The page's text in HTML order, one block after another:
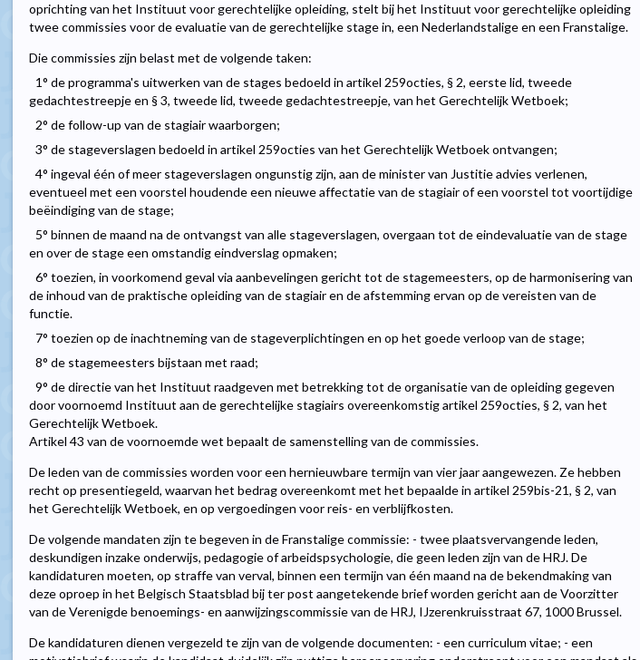
oprichting van het Instituut voor gerechtelijke opleiding, stelt bij het Instituut voor gerechtelijke opleiding
twee commissies voor de evaluatie van de gerechtelijke stage in, een Nederlandstalige en een Franstalige.
Die commissies zijn belast met de volgende taken:
1° de programma's uitwerken van de stages bedoeld in artikel 259octies, § 2, eerste lid, tweede
gedachtestreepje en § 3, tweede lid, tweede gedachtestreepje, van het Gerechtelijk Wetboek;
2° de follow-up van de stagiair waarborgen;
3° de stageverslagen bedoeld in artikel 259octies van het Gerechtelijk Wetboek ontvangen;
4° ingeval één of meer stageverslagen ongunstig zijn, aan de minister van Justitie advies verlenen,
eventueel met een voorstel houdende een nieuwe affectatie van de stagiair of een voorstel tot voortijdige
beëindiging van de stage;
5° binnen de maand na de ontvangst van alle stageverslagen, overgaan tot de eindevaluatie van de stage
en over de stage een omstandig eindverslag opmaken;
6° toezien, in voorkomend geval via aanbevelingen gericht tot de stagemeesters, op de harmonisering van
de inhoud van de praktische opleiding van de stagiair en de afstemming ervan op de vereisten van de
functie.
7° toezien op de inachtneming van de stageverplichtingen en op het goede verloop van de stage;
8° de stagemeesters bijstaan met raad;
9° de directie van het Instituut raadgeven met betrekking tot de organisatie van de opleiding gegeven
door voornoemd Instituut aan de gerechtelijke stagiairs overeenkomstig artikel 259octies, § 2, van het
Gerechtelijk Wetboek.
Artikel 43 van de voornoemde wet bepaalt de samenstelling van de commissies.
De leden van de commissies worden voor een hernieuwbare termijn van vier jaar aangewezen. Ze hebben
recht op presentiegeld, waarvan het bedrag overeenkomt met het bepaalde in artikel 259bis-21, § 2, van
het Gerechtelijk Wetboek, en op vergoedingen voor reis- en verblijfkosten.
De volgende mandaten zijn te begeven in de Franstalige commissie: - twee plaatsvervangende leden,
deskundigen inzake onderwijs, pedagogie of arbeidspsychologie, die geen leden zijn van de HRJ. De
kandidaturen moeten, op straffe van verval, binnen een termijn van één maand na de bekendmaking van
deze oproep in het Belgisch Staatsblad bij ter post aangetekende brief worden gericht aan de Voorzitter
van de Verenigde benoemings- en aanwijzingscommissie van de HRJ, IJzerenkruisstraat 67, 1000 Brussel.
De kandidaturen dienen vergezeld te zijn van de volgende documenten: - een curriculum vitae; - een